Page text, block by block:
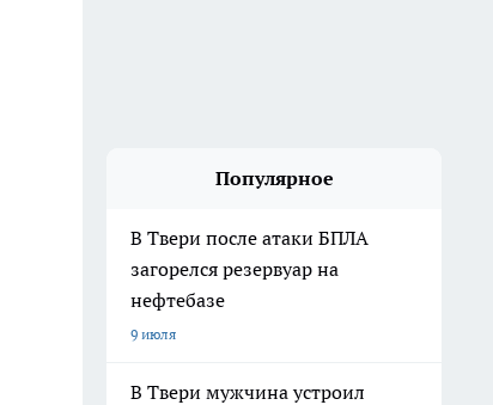
Популярное
В Твери после атаки БПЛА
загорелся резервуар на
нефтебазе
9 июля
В Твери мужчина устроил